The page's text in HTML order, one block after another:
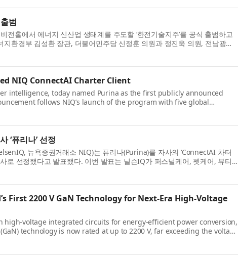
범
전홀에서 에너지 신산업 생태계를 주도할 ‘한전기술지주’를 공식 출범하고
환경부 김성환 장관, 더불어민주당 신정훈 의원과 정진욱 의원, 전남광주
NIQ ConnectAI Charter Client
intelligence, today named Purina as the first publicly announced
follows NIQ’s launch of the program with five global
‘퓨리나’ 선정
뉴욕증권거래소 NIQ)는 퓨리나(Purina)를 자사의 ‘ConnectAI 차터
로 선정했다고 발표했다. 이번 발표는 닐슨IQ가 퍼스널케어, 펫케어, 뷰티,
First 2200 V GaN Technology for Next-Era High-Voltage
high-voltage integrated circuits for energy-efficient power conversion,
technology is now rated at up to 2200 V, far exceeding the voltage